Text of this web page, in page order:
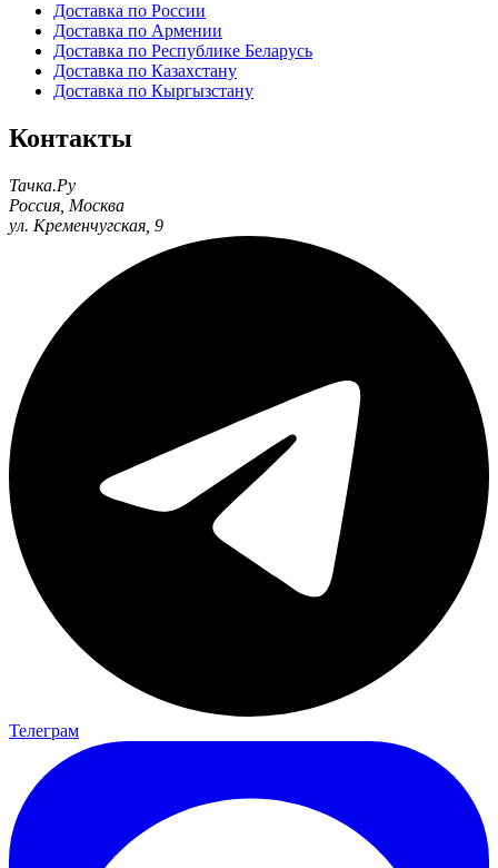
Доставка по России
Доставка по Армении
Доставка по Республике Беларусь
Доставка по Казахстану
Доставка по Кыргызстану
Контакты
Тачка.Ру
Россия Москва
ул. Кременчугская, 9
Телеграм